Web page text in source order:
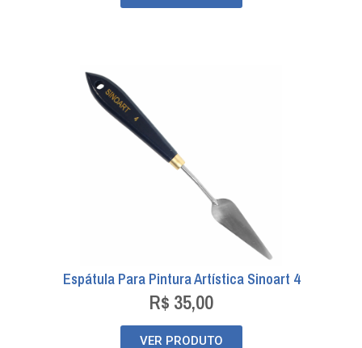
Espátula Para Pintura Artística Sinoart 4
R$ 35,00
VER PRODUTO